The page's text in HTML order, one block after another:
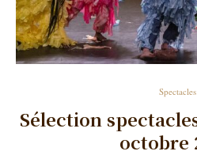
Spectacles
Sélection
octobre